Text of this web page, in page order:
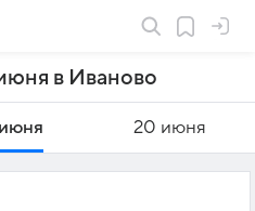
в Иваново
20 июня